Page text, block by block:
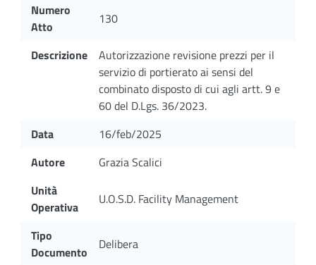
Numero
Atto
130
Descrizione
Autorizzazione revisione prezzi per il
servizio di portierato ai sensi del
combinato disposto di cui agli artt. 9 e
60 del D.Lgs. 36/2023.
Data
16/feb/2025
Autore
Grazia Scalici
Unità
Operativa
U.O.S.D. Facility Management
Tipo
Documento
Delibera